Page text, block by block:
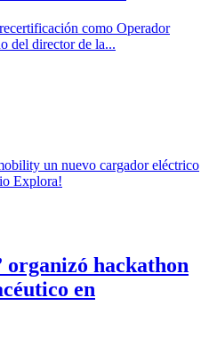
como Operador
del director de la...
un nuevo cargador eléctrico
Explora!
organizó hackathon
en